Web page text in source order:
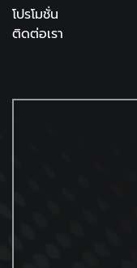
โปรโมชั่น
ติดต่อเรา